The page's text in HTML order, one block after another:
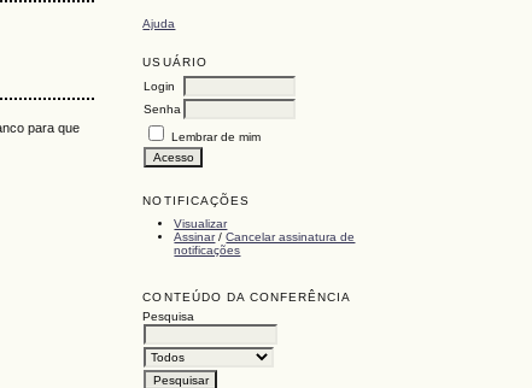
Ajuda
USUÁRIO
Login
Senha
Lembrar de mim
NOTIFICAÇÕES
Visualizar
Assinar/Cancelar assinatura de
notificações
CONTEÚDO DA CONFERÊNCIA
Pesquisa
para que